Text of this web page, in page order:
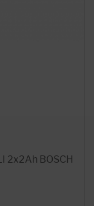
2x2Ah BOSCH